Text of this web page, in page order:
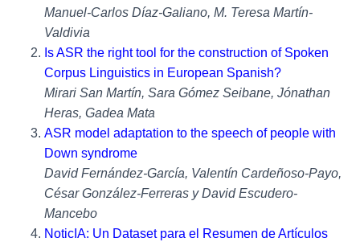
Manuel-Carlos Díaz-Galiano, M. Teresa Martín-
Valdivia
Is ASR the right tool for the construction of Spoken
Corpus Linguistics in European Spanish?
Mirari San Martín, Sara Gómez Seibane, Jónathan
Heras, Gadea Mata
ASR model adaptation to the speech of people with
Down syndrome
David Fernández-García, Valentín Cardeñoso-Payo,
César González-Ferreras y David Escudero-
Mancebo
NoticIA: Un Dataset para el Resumen de Artículos